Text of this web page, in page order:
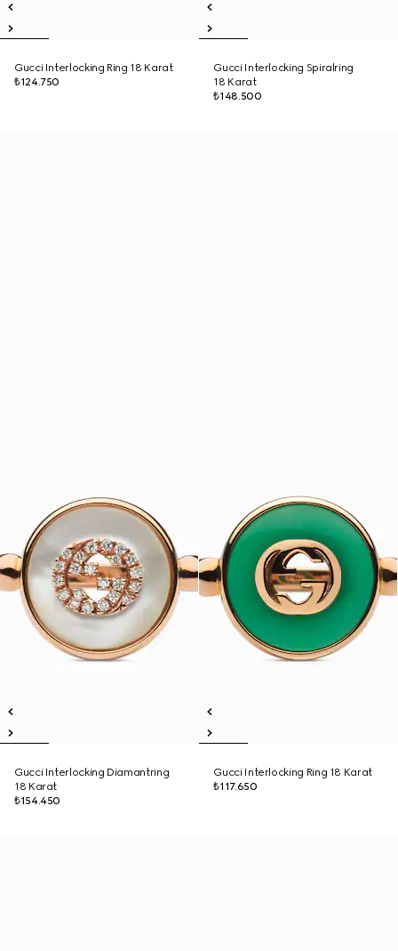
Gucci Interlocking Ring 18 Karat
₺124.750
Gucci Interlocking Spiralring
18 Karat
₺148.500
Gucci Interlocking Diamantring
18 Karat
₺154.450
Gucci Interlocking Ring 18 Karat
₺117.650